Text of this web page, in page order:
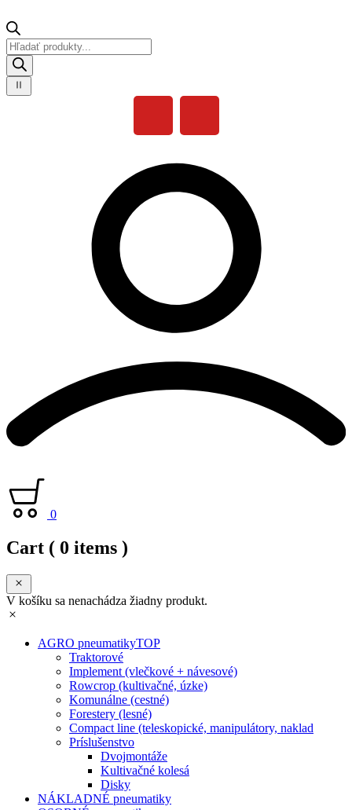
0
Cart ( 0 items )
V košíku sa nenachádza žiadny produkt.
AGRO pneumatikyTOP
Traktorové
Implement (vlečkové + návesové)
Rowcrop (kultivačné, úzke)
Komunálne (cestné)
Forestery (lesné)
Compact line (teleskopické, manipulátory, naklad
Príslušenstvo
Dvojmontáže
Kultivačné kolesá
Disky
NÁKLADNÉ pneumatiky